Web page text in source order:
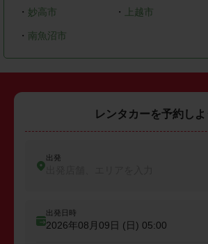
・ 妙高市 ・ 上越市
・ 南魚沼市
レンタカーを予約しよ
出発
出発日時
2026年08月09日 (日) 05:00